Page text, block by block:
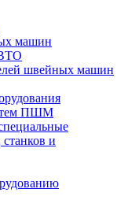
машин
швейных машин
ПШМ
и